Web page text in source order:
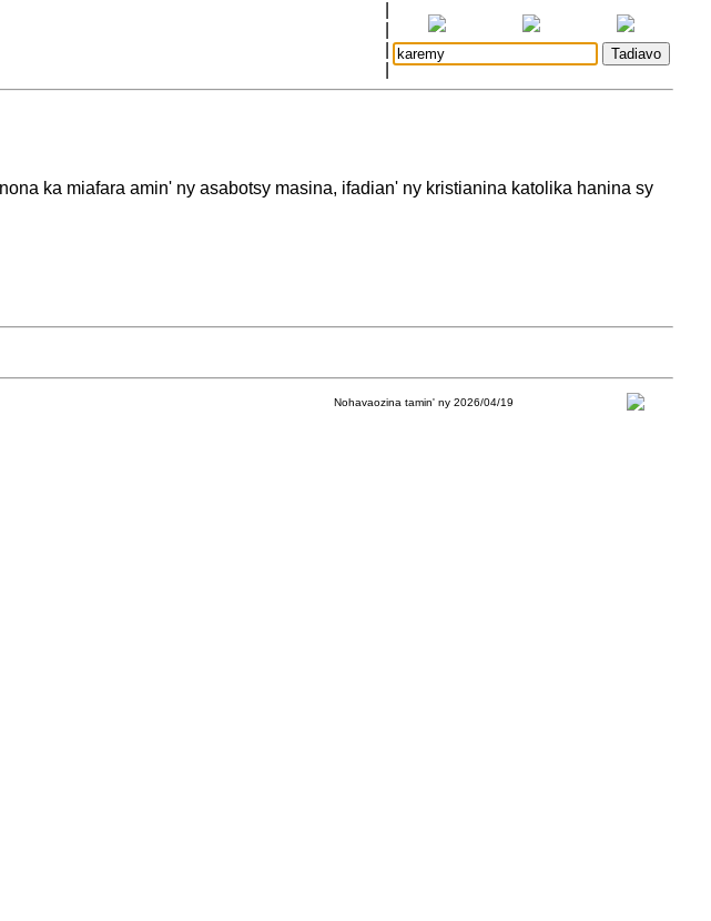
ka miafara amin' ny asabotsy masina, ifadian' ny kristianina katolika hanina sy
Nohavaozina tamin' ny 2026/04/19